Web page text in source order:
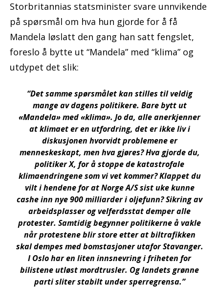
Storbritannias statsminister svare unnvikende
på spørsmål om hva hun gjorde for å få
Mandela løslatt den gang han satt fengslet,
foreslo å bytte ut “Mandela” med “klima” og
utdypet det slik:
“Det samme spørsmålet kan stilles til veldig
mange av dagens politikere. Bare bytt ut
«Mandela» med «klima». Jo da, alle anerkjenner
at klimaet er en utfordring, det er ikke liv i
diskusjonen hvorvidt problemene er
menneskeskapt, men hva gjøres? Hva gjorde du,
politiker X, for å stoppe de katastrofale
klimaendringene som vi vet kommer? Klappet du
vilt i hendene for at Norge A/S sist uke kunne
cashe inn nye 900 milliarder i oljefunn? Sikring av
arbeidsplasser og velferdsstat demper alle
protester. Samtidig begynner politikerne å vakle
når protestene blir store etter at biltrafikken
skal dempes med bomstasjoner utafor Stavanger.
I Oslo har en liten innsnevring i friheten for
bilistene utløst mordtrusler. Og landets grønne
parti sliter stabilt under sperregrensa.”